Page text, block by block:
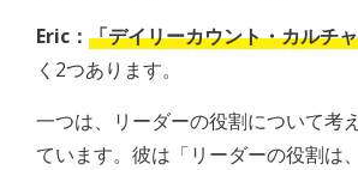
Eric： 「デイリーカウント・カルチ
く2つあります。
一つは、リーダーの役割について考
ています。彼は「リーダーの役割は